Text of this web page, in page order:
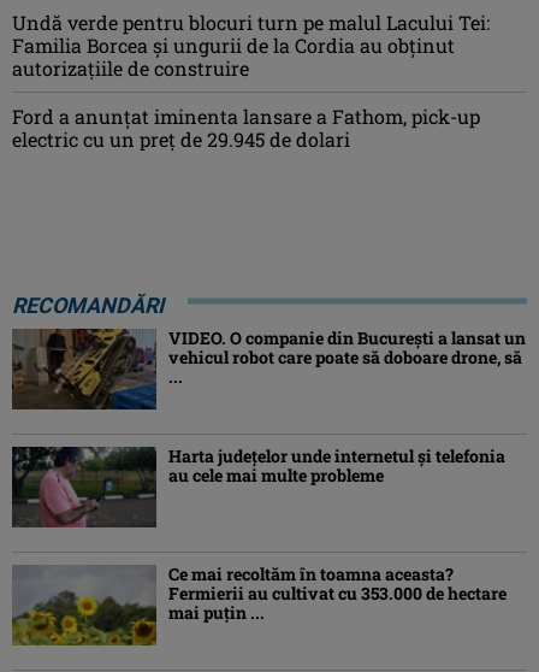
Undă verde pentru blocuri turn pe malul Lacului Tei:
Familia Borcea și ungurii de la Cordia au obținut
autorizațiile de construire
Ford a anunțat iminenta lansare a Fathom, pick-up
electric cu un preț de 29.945 de dolari
RECOMANDĂRI
VIDEO. O companie din București a lansat un
vehicul robot care poate să doboare drone, să
...
Harta județelor unde internetul și telefonia
au cele mai multe probleme
Ce mai recoltăm în toamna aceasta?
Fermierii au cultivat cu 353.000 de hectare
mai puțin ...